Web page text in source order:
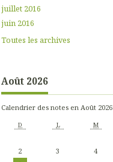
juillet 2016
juin 2016
Toutes les archives
Août 2026
Calendrier des notes en Août 2026
D L M
2
3 4